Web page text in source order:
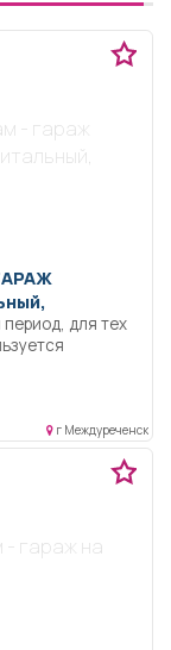
- гараж
для тех
г Междуреченск
- гараж на